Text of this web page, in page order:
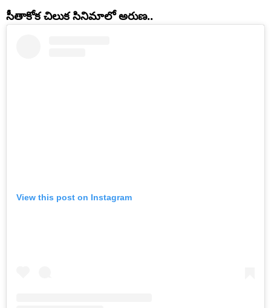
సీతాకోక చిలుక సినిమాలో అరుణ..
View this post on Instagram